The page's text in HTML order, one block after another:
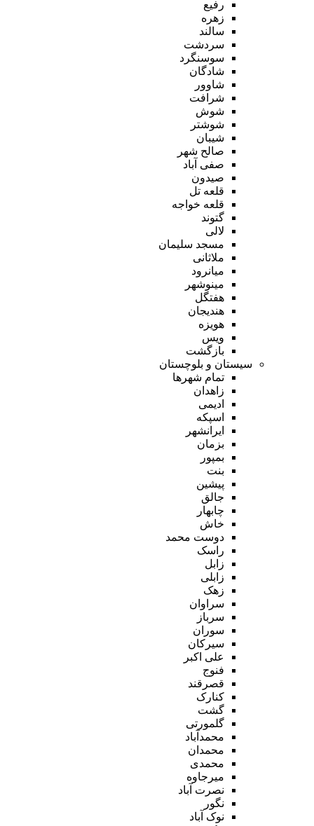
رفیع
زهره
سالند
سردشت
سوسنگرد
شادگان
شاوور
شرافت
شوش
شوشتر
شیبان
صالح شهر
صفی آباد
صیدون
قلعه تل
قلعه خواجه
گتوند
لالی
مسجد سلیمان
ملاثانی
میانرود
مینوشهر
هفتگل
هندیجان
هویزه
ویس
بازگشت
سیستان و بلوچستان
تمام شهر‌ها
زاهدان
ادیمی
اسپکه
ایرانشهر
بزمان
بمپور
بنت
پیشین
جالق
چابهار
خاش
دوست محمد
راسک
زابل
زابلی
زهک
سراوان
سرباز
سوران
سیرکان
علی اکبر
فنوج
قصرقند
کنارک
گشت
گلمورتی
محمدآباد
محمدان
محمدی
میرجاوه
نصرت آباد
نگور
نوک آباد